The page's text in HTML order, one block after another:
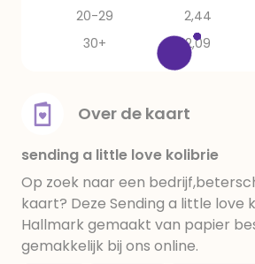
20-29
2,44
30+
2,09
Over de kaart
sending a little love kolibrie
Op zoek naar een
kaart? Deze Sending a little love
Hallmark gemaakt van papier
gemakkelijk bij ons online.